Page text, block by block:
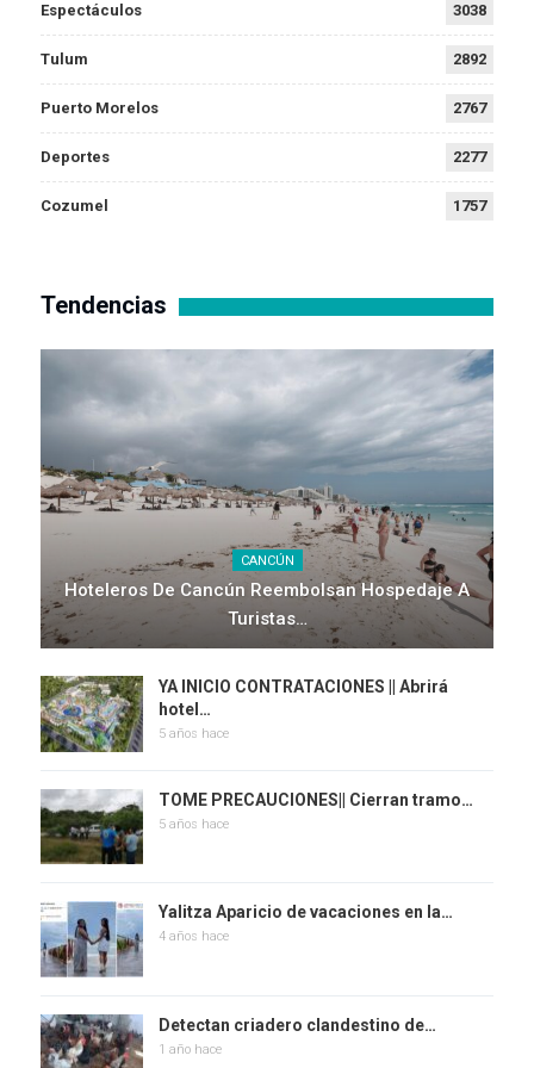
Espectáculos 3038
Tulum 2892
Puerto Morelos 2767
Deportes 2277
Cozumel 1757
Tendencias
CANCÚN
Hoteleros De Cancún Reembolsan Hospedaje A
Turistas…
YA INICIO CONTRATACIONES || Abrirá
hotel…
5 años hace
TOME PRECAUCIONES|| Cierran tramo…
5 años hace
Yalitza Aparicio de vacaciones en la…
4 años hace
Detectan criadero clandestino de…
1 año hace